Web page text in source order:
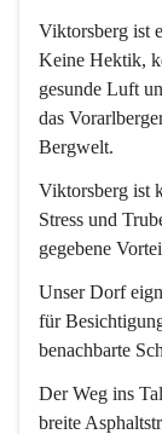
Viktorsberg ist
Keine Hektik,
gesunde Luft
das
Bergwelt.
Viktorsberg ist
Stress und
gegebene
Unser Dorf
für
benachbarte
Der Weg ins
breite